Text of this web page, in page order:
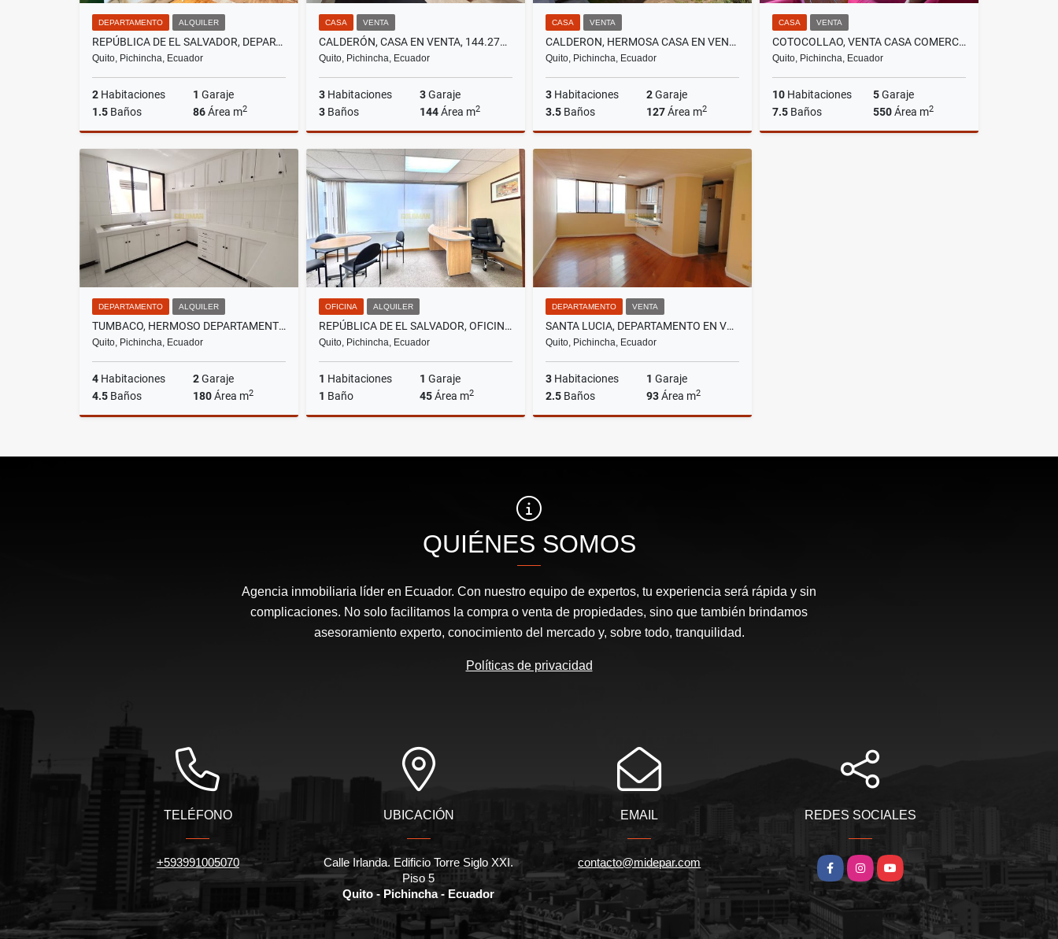
DEPARTAMENTO ALQUILER
REPÚBLICA DE EL SALVADOR, DEPARTAMENTO EN RENTA, 86M2, 2 HABITACIONES
Quito, Pichincha, Ecuador
2 Habitaciones 1 Garaje
1.5 Baños 86Área m2
Alquiler
CASA VENTA
CALDERÓN, CASA EN VENTA, 144.27M2, 3 HABITACIONES
Quito, Pichincha, Ecuador
3 Habitaciones 3Garaje
3 Baños 144Área m2
Venta
US$72,500
CASA VENTA
CALDERON, HERMOSA CASA EN VENTA, 127M2
Quito, Pichincha, Ecuador
3 Habitaciones 2Garaje
3.5 Baños 127Área m2
US$77,900
CASA VENTA
COTOCOLLAO, VENTA CASA COMERCIAL 550M2, CON 3 DEPARTAMENTOS
Quito, Pichincha, Ecuador
10 Habitaciones 5Garaje
7.5 Baños 550Área m2
DEPARTAMENTO ALQUILER
TUMBACO, HERMOSO DEPARTAMENTO EN RENTA, 180M2
Quito, Pichincha, Ecuador
4 Habitaciones 2Garaje
4.5 Baños 180Área m2
US$670
OFICINA ALQUILER
REPÚBLICA DE EL SALVADOR, OFICINA AMOBLADA EN RENTA, 45M2
Quito, Pichincha, Ecuador
1 Habitaciones 1 Garaje
1 Baño 45Área m2
US$780
DEPARTAMENTO VENTA
SANTA LUCIA, DEPARTAMENTO EN VENTA, 93M2
Quito, Pichincha, Ecuador
3 Habitaciones 1 Garaje
2.5 Baños 93Área m2
US$51,000
QUIÉNES SOMOS
Agencia inmobiliaria líder en Ecuador. Con nuestro equipo de expertos, tu experiencia será rápida y sin
complicaciones. No solo facilitamos la compra o venta de propiedades, sino que también brindamos
asesoramiento experto, conocimiento del mercado y, sobre todo, tranquilidad.
Políticas de privacidad
TELÉFONO
+593991005070
UBICACIÓN
Calle Irlanda. Edificio Torre Siglo XXI.
Piso 5
Quito - Pichincha - Ecuador
EMAIL
contacto@midepar.com
REDES SOCIALES
FacebookInstagramYouTube